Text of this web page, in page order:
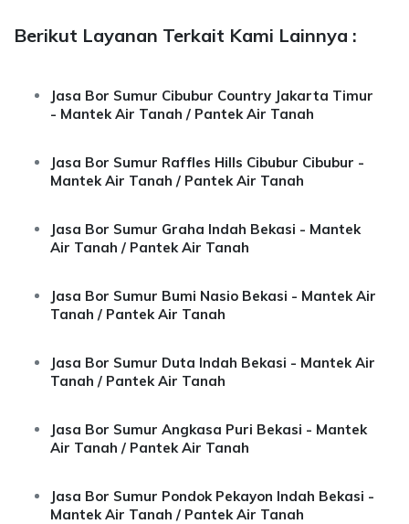
Berikut Layanan Terkait Kami Lainnya :
Jasa Bor Sumur Cibubur Country Jakarta Timur
- Mantek Air Tanah / Pantek Air Tanah
Jasa Bor Sumur Raffles Hills Cibubur Cibubur -
Mantek Air Tanah / Pantek Air Tanah
Jasa Bor Sumur Graha Indah Bekasi - Mantek
Air Tanah / Pantek Air Tanah
Jasa Bor Sumur Bumi Nasio Bekasi - Mantek Air
Tanah / Pantek Air Tanah
Jasa Bor Sumur Duta Indah Bekasi - Mantek Air
Tanah / Pantek Air Tanah
Jasa Bor Sumur Angkasa Puri Bekasi - Mantek
Air Tanah / Pantek Air Tanah
Jasa Bor Sumur Pondok Pekayon Indah Bekasi -
Mantek Air Tanah / Pantek Air Tanah